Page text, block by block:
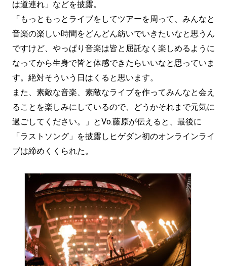
は道連れ」などを披露。
「もっともっとライブをしてツアーを周って、みんなと
音楽の楽しい時間をどんどん紡いでいきたいなと思うん
ですけど、やっぱり音楽は皆と屈託なく楽しめるように
なってから生身で皆と体感できたらいいなと思っていま
す。絶対そういう日はくると思います。
また、素敵な音楽、素敵なライブを作ってみんなと会え
ることを楽しみにしているので、どうかそれまで元気に
過ごしてください。」とVo.藤原が伝えると、最後に
「ラストソング」を披露しヒゲダン初のオンラインライ
ブは締めくくられた。